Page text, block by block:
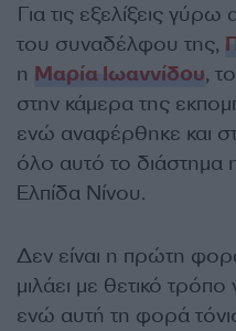
Για τις εξελίξεις
του συναδέλφου της,
η Μαρία Ιωαννίδου,
στην κάμερα της
ενώ αναφέρθηκε και
όλο αυτό το διάστημα
Ελπίδα Νίνου.
Δεν είναι η πρώτη
μιλάει με θετικό
ενώ αυτή τη φορά